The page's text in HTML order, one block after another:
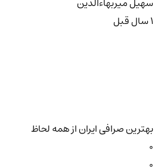
بهترین صرافی ایران از همه لحاظ